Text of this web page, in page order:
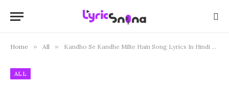
Home » All » Kandho Se Kandhe Milte Hain Song Lyrics In Hindi 2004 – Shankar Mahadevan, Sonu Nigam | Updated 2024
ALL